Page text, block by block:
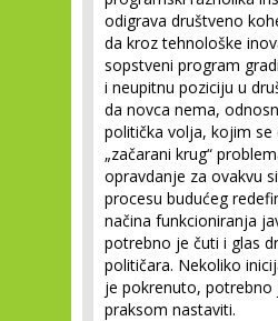
odigrava društveno
da kroz tehnološke
sopstveni program
i neupitnu poziciju u
da novca nema,
politička volja, kojim se
„začarani krug“
opravdanje za ovakvu
procesu budućeg
načina funkcioniranja
potrebno je čuti i glas
političara. Nekoliko
je pokrenuto, potrebno
praksom nastaviti.